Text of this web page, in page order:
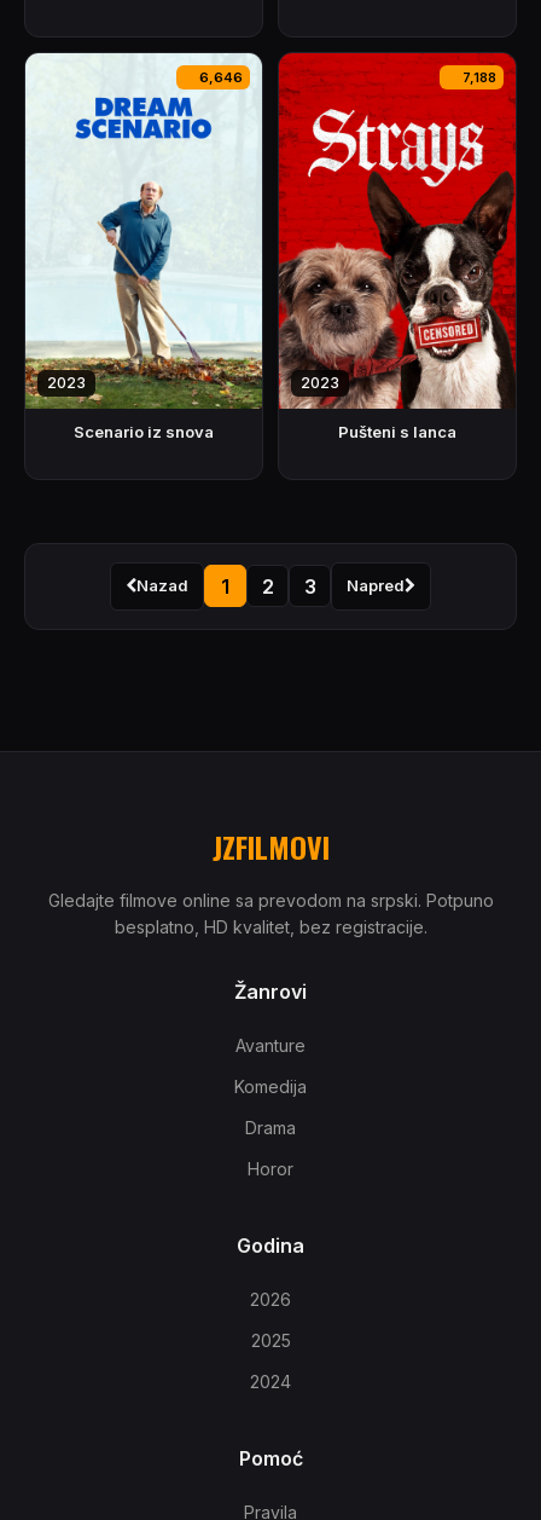
6,646
2023
Scenario iz snova
7,188
2023
Pušteni s lanca
Nazad 1 2 3 Napred
JZFILMOVI
Gledajte filmove online sa prevodom na srpski. Potpuno
besplatno, HD kvalitet, bez registracije.
Žanrovi
Avanture
Komedija
Drama
Horor
Godina
2026
2025
2024
Pomoć
Pravila